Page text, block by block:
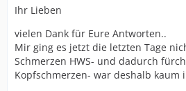
Ihr Lieben
vielen Dank für Eure Antworten..
Mir ging es jetzt die letzten Tage
Schmerzen HWS- und dadurch
Kopfschmerzen- war deshalb kaum